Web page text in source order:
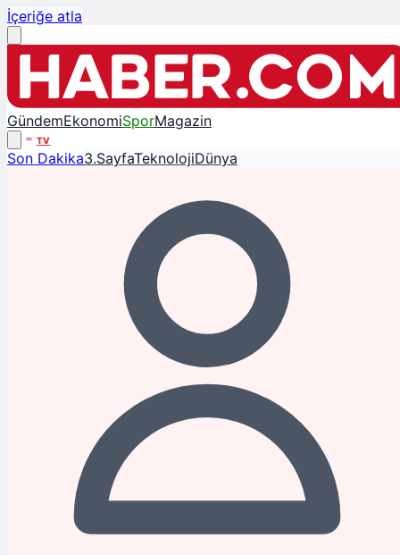
İçeriğe atla
GündemEkonomiSporMagazin
TV
Son Dakika3.SayfaTeknolojiDünya